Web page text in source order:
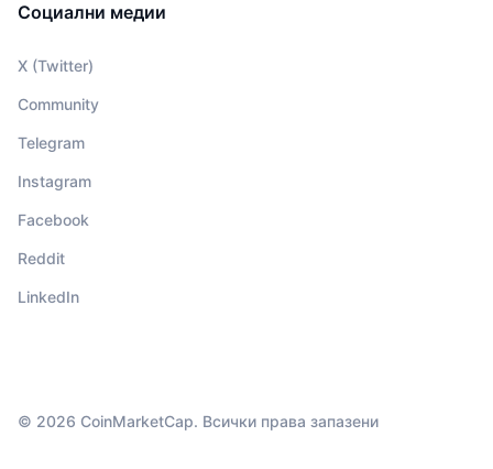
Социални медии
X (Twitter)
Community
Telegram
Instagram
Facebook
Reddit
LinkedIn
© 2026 CoinMarketCap. Всички права запазени